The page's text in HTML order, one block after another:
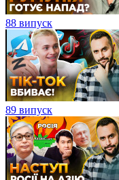
88 випуск
89 випуск